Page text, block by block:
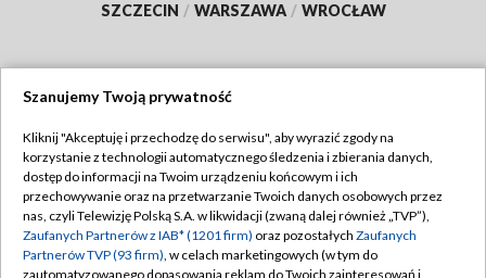
SZCZECIN / WARSZAWA / WROCŁAW
TVP
Abonament TVP
Emisja w TVP
Centrum informacji TVP
Regulamin TVP
Polityka prywatności
Moje zgody
Szanujemy Twoją prywatność
Kliknij "Akceptuję i przechodzę do serwisu", aby wyrazić zgody na
korzystanie z technologii automatycznego śledzenia i zbierania danych,
dostęp do informacji na Twoim urządzeniu końcowym i ich
przechowywanie oraz na przetwarzanie Twoich danych osobowych przez
nas, czyli Telewizję Polską S.A. w likwidacji (zwaną dalej również „TVP”),
Zaufanych Partnerów z IAB* (1201 firm) oraz pozostałych Zaufanych
Partnerów TVP (93 firm), w celach marketingowych (w tym do
zautomatyzowanego dopasowania reklam do Twoich zainteresowań i